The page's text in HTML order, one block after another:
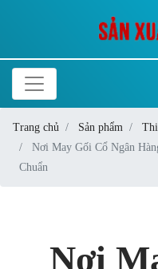
Trang chủ Sản phẩm
Nơi May Gối Cổ Ngân
Chuẩn
Nơi